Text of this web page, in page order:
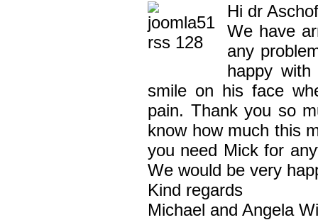
Hi dr
We have
any
happy
smile on his face
pain. Thank you so
know how much this
you need Mick for
We would be very
Kind regards
Michael and Angela